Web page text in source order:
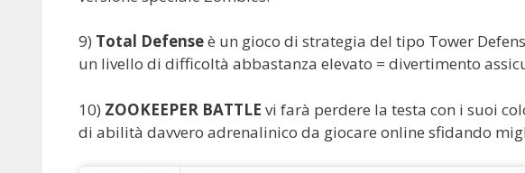
9) Total Defenseè un gioco di strategia del tipo Tower
un livello di difficoltà abbastanza elevato = divertimento
10) ZOOKEEPER BATTLE vi farà perdere la testa con i suoi
di abilità davvero adrenalinico da giocare online sfidando